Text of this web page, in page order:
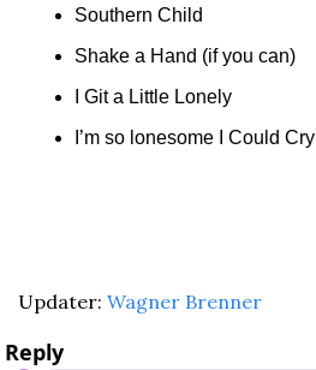
Southern Child
Shake a Hand (if you can)
I Git a Little Lonely
I’m so lonesome I Could Cry
Updater: Wagner Brenner
Reply